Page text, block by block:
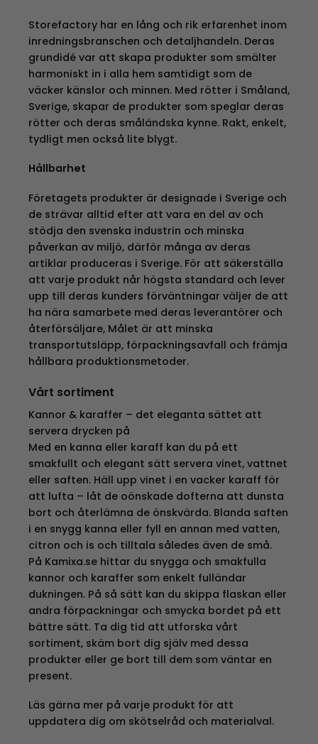
Storefactory har en lång och rik erfarenhet inom
inredningsbranschen och detaljhandeln. Deras
grundidé var att skapa produkter som smälter
harmoniskt in i alla hem samtidigt som de
väcker känslor och minnen. Med rötter i Småland,
Sverige, skapar de produkter som speglar deras
rötter och deras småländska kynne. Rakt, enkelt,
tydligt men också lite blygt.
Hållbarhet
Företagets produkter är designade i Sverige och
de strävar alltid efter att vara en del av och
stödja den svenska industrin och minska
påverkan av miljö, därför många av deras
artiklar produceras i Sverige. För att säkerställa
att varje produkt når högsta standard och lever
upp till deras kunders förväntningar väljer de att
ha nära samarbete med deras leverantörer och
återförsäljare, Målet är att minska
transportutsläpp, förpackningsavfall och främja
hållbara produktionsmetoder.
Vårt sortiment
Kannor & karaffer – det eleganta sättet att
servera drycken på
Med en kanna eller karaff kan du på ett
smakfullt och elegant sätt servera vinet, vattnet
eller saften. Häll upp vinet i en vacker karaff för
att lufta – låt de oönskade dofterna att dunsta
bort och återlämna de önskvärda. Blanda saften
i en snygg kanna eller fyll en annan med vatten,
citron och is och tilltala således även de små.
På Kamixa.se hittar du snygga och smakfulla
kannor och karaffer som enkelt fulländar
dukningen. På så sätt kan du skippa flaskan eller
andra förpackningar och smycka bordet på ett
bättre sätt. Ta dig tid att utforska vårt
sortiment, skäm bort dig själv med dessa
produkter eller ge bort till dem som väntar en
present.
Läs gärna mer på varje produkt för att
uppdatera dig om skötselråd och materialval.